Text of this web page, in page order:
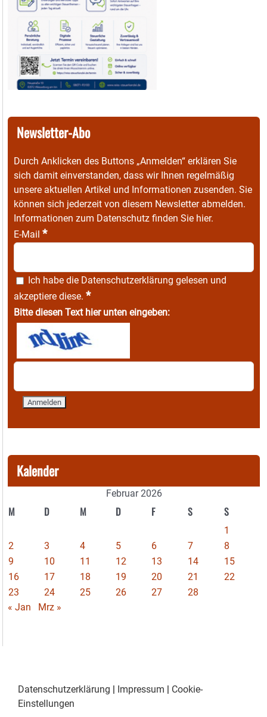
Newsletter-Abo
Durch Anklicken des Buttons „Anmelden“ erklären Sie
sich damit einverstanden, dass wir Ihnen regelmäßig
unsere aktuellen Artikel und Informationen zusenden. Sie
können sich jederzeit von diesem Newsletter abmelden.
Informationen zum Datenschutz finden Sie hier.
E-Mail *
Ich habe die Datenschutzerklärung gelesen und
akzeptiere diese. *
Bitte diesen Text hier unten eingeben:
Kalender
Februar 2026
M D M D F S S
1
2
3 4 5 6 7
8
9
10 11 12 13 14
15
16
17 18 19 20 21
22
23
24 25 26 27
28
« Jan
Mrz »
Datenschutzerklärung | Impressum | Cookie-
Einstellungen